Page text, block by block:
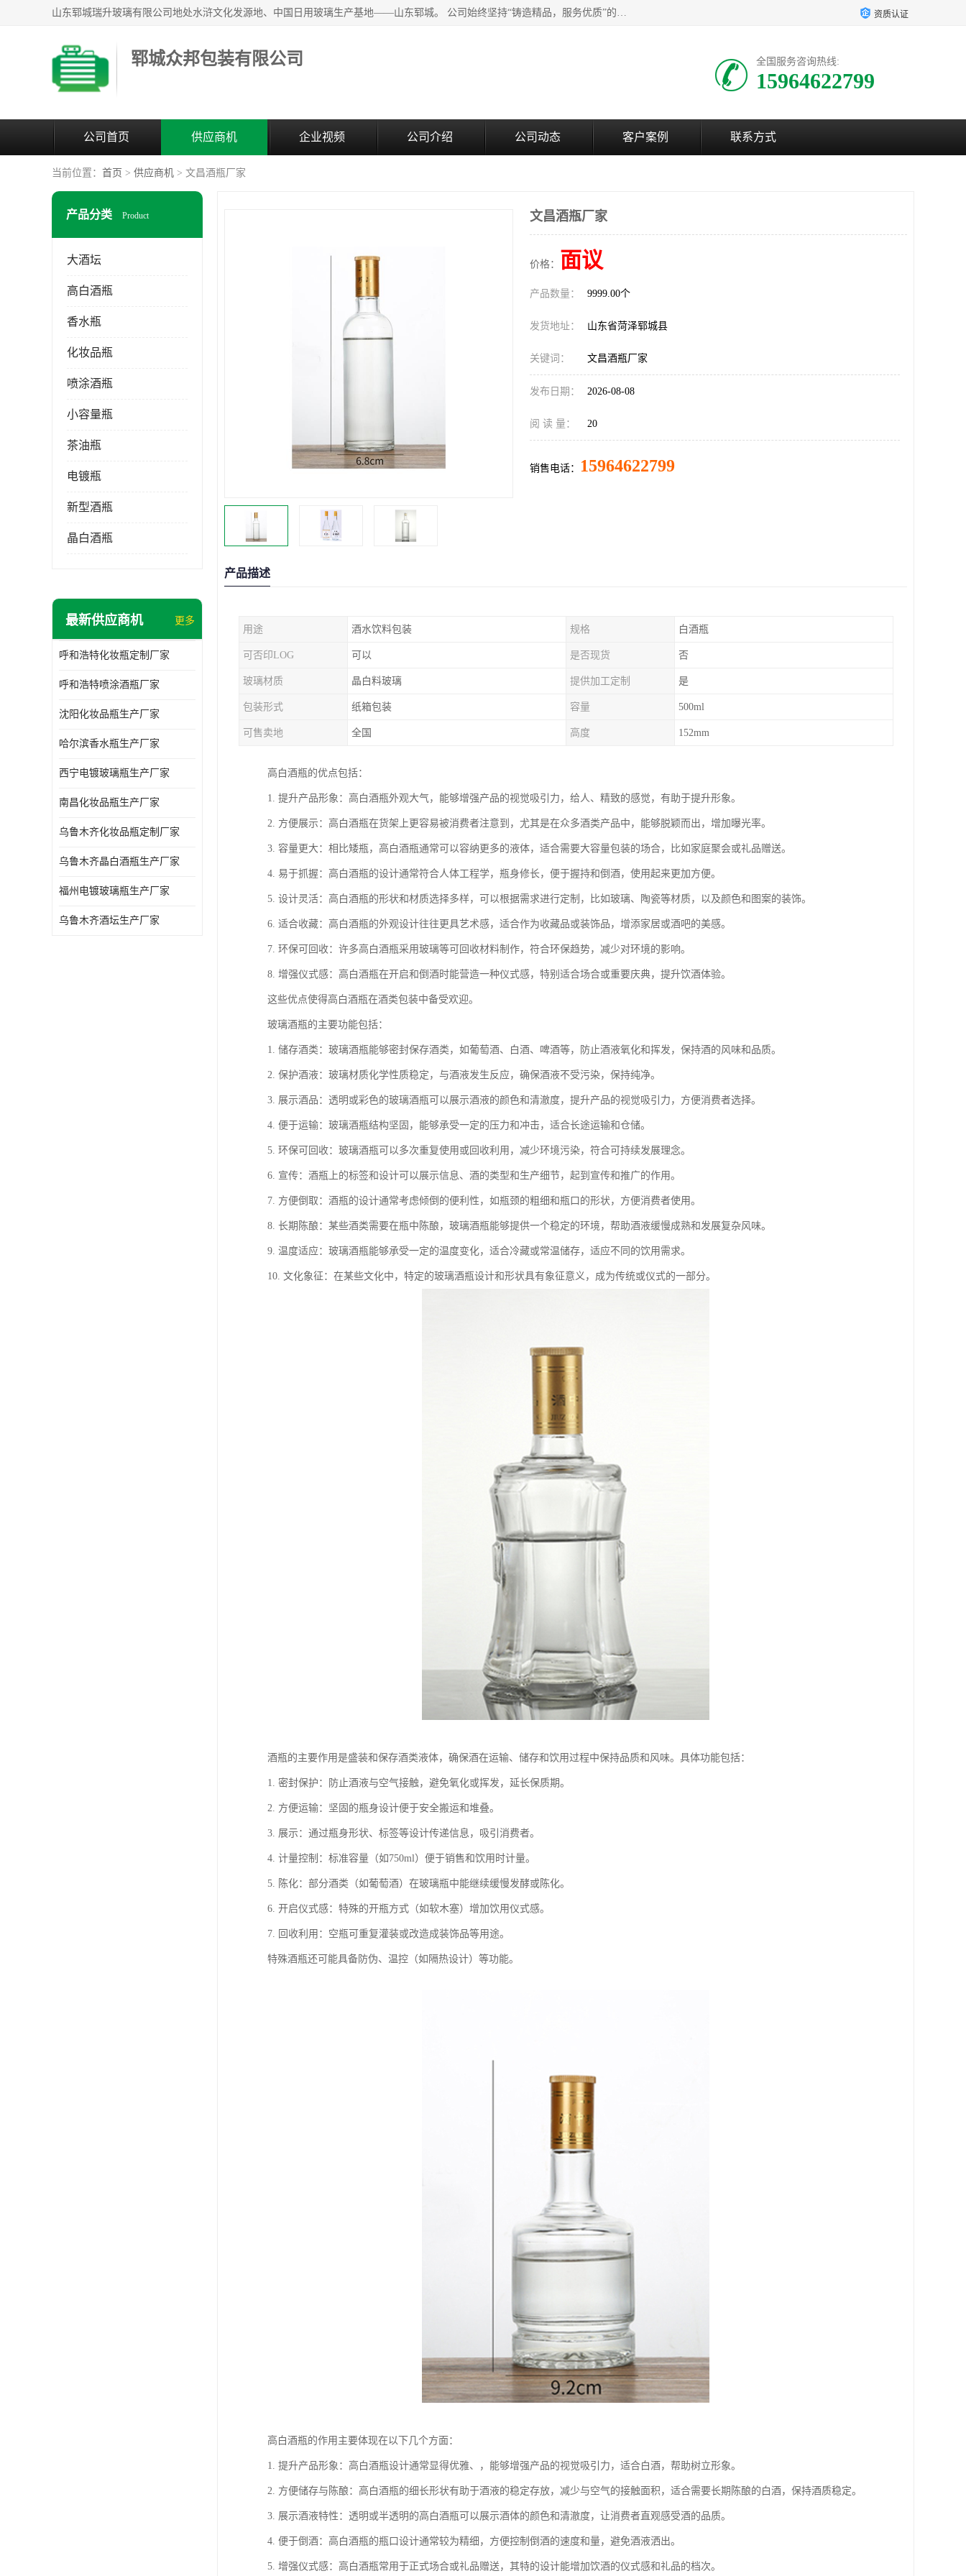
山东郓城瑞升玻璃有限公司地处水浒文化发源地、中国日用玻璃生产基地——山东郓城。 公司始终坚持“铸造精品，服务优质”的经营理念，斥资8000多万元引进国内先进的水晶料手工瓶生产线6条，晶白料8S机生产线8条，并引进人工挑料生产异型瓶和水晶玻璃瓶盖生产线。 资质认证
郓城众邦包装有限公司 全国服务咨询热线:
15964622799
公司首页 供应商机 企业视频 公司介绍 公司动态 客户案例 联系方式
当前位置： 首页 > 供应商机 > 文昌酒瓶厂家
产品分类 Product
大酒坛
高白酒瓶
香水瓶
化妆品瓶
喷涂酒瓶
小容量瓶
茶油瓶
电镀瓶
新型酒瓶
晶白酒瓶
最新供应商机 更多
呼和浩特化妆瓶定制厂家
呼和浩特喷涂酒瓶厂家
沈阳化妆品瓶生产厂家
哈尔滨香水瓶生产厂家
西宁电镀玻璃瓶生产厂家
南昌化妆品瓶生产厂家
乌鲁木齐化妆品瓶定制厂家
乌鲁木齐晶白酒瓶生产厂家
福州电镀玻璃瓶生产厂家
乌鲁木齐酒坛生产厂家
文昌酒瓶厂家
价格： 面议
产品数量： 9999.00个
发货地址： 山东省菏泽郓城县
关键词： 文昌酒瓶厂家
发布日期： 2026-08-08
阅 读 量： 20
销售电话： 15964622799
产品描述
用途 酒水饮料包装 规格 白酒瓶
可否印LOG 可以 是否现货 否
玻璃材质 晶白料玻璃 提供加工定制 是
包装形式 纸箱包装 容量 500ml
可售卖地 全国 高度 152mm
高白酒瓶的优点包括：
1. 提升产品形象：高白酒瓶外观大气，能够增强产品的视觉吸引力，给人、精致的感觉，有助于提升形象。
2. 方便展示：高白酒瓶在货架上更容易被消费者注意到，尤其是在众多酒类产品中，能够脱颖而出，增加曝光率。
3. 容量更大：相比矮瓶，高白酒瓶通常可以容纳更多的液体，适合需要大容量包装的场合，比如家庭聚会或礼品赠送。
4. 易于抓握：高白酒瓶的设计通常符合人体工程学，瓶身修长，便于握持和倒酒，使用起来更加方便。
5. 设计灵活：高白酒瓶的形状和材质选择多样，可以根据需求进行定制，比如玻璃、陶瓷等材质，以及颜色和图案的装饰。
6. 适合收藏：高白酒瓶的外观设计往往更具艺术感，适合作为收藏品或装饰品，增添家居或酒吧的美感。
7. 环保可回收：许多高白酒瓶采用玻璃等可回收材料制作，符合环保趋势，减少对环境的影响。
8. 增强仪式感：高白酒瓶在开启和倒酒时能营造一种仪式感，特别适合场合或重要庆典，提升饮酒体验。
这些优点使得高白酒瓶在酒类包装中备受欢迎。
玻璃酒瓶的主要功能包括：
1. 储存酒类：玻璃酒瓶能够密封保存酒类，如葡萄酒、白酒、啤酒等，防止酒液氧化和挥发，保持酒的风味和品质。
2. 保护酒液：玻璃材质化学性质稳定，与酒液发生反应，确保酒液不受污染，保持纯净。
3. 展示酒品：透明或彩色的玻璃酒瓶可以展示酒液的颜色和清澈度，提升产品的视觉吸引力，方便消费者选择。
4. 便于运输：玻璃酒瓶结构坚固，能够承受一定的压力和冲击，适合长途运输和仓储。
5. 环保可回收：玻璃酒瓶可以多次重复使用或回收利用，减少环境污染，符合可持续发展理念。
6. 宣传：酒瓶上的标签和设计可以展示信息、酒的类型和生产细节，起到宣传和推广的作用。
7. 方便倒取：酒瓶的设计通常考虑倾倒的便利性，如瓶颈的粗细和瓶口的形状，方便消费者使用。
8. 长期陈酿：某些酒类需要在瓶中陈酿，玻璃酒瓶能够提供一个稳定的环境，帮助酒液缓慢成熟和发展复杂风味。
9. 温度适应：玻璃酒瓶能够承受一定的温度变化，适合冷藏或常温储存，适应不同的饮用需求。
10. 文化象征：在某些文化中，特定的玻璃酒瓶设计和形状具有象征意义，成为传统或仪式的一部分。
酒瓶的主要作用是盛装和保存酒类液体，确保酒在运输、储存和饮用过程中保持品质和风味。具体功能包括：
1. 密封保护：防止酒液与空气接触，避免氧化或挥发，延长保质期。
2. 方便运输：坚固的瓶身设计便于安全搬运和堆叠。
3. 展示：通过瓶身形状、标签等设计传递信息，吸引消费者。
4. 计量控制：标准容量（如750ml）便于销售和饮用时计量。
5. 陈化：部分酒类（如葡萄酒）在玻璃瓶中能继续缓慢发酵或陈化。
6. 开启仪式感：特殊的开瓶方式（如软木塞）增加饮用仪式感。
7. 回收利用：空瓶可重复灌装或改造成装饰品等用途。
特殊酒瓶还可能具备防伪、温控（如隔热设计）等功能。
高白酒瓶的作用主要体现在以下几个方面：
1. 提升产品形象：高白酒瓶设计通常显得优雅、，能够增强产品的视觉吸引力，适合白酒，帮助树立形象。
2. 方便储存与陈酿：高白酒瓶的细长形状有助于酒液的稳定存放，减少与空气的接触面积，适合需要长期陈酿的白酒，保持酒质稳定。
3. 展示酒液特性：透明或半透明的高白酒瓶可以展示酒体的颜色和清澈度，让消费者直观感受酒的品质。
4. 便于倒酒：高白酒瓶的瓶口设计通常较为精细，方便控制倒酒的速度和量，避免酒液洒出。
5. 增强仪式感：高白酒瓶常用于正式场合或礼品赠送，其特的设计能增加饮酒的仪式感和礼品的档次。